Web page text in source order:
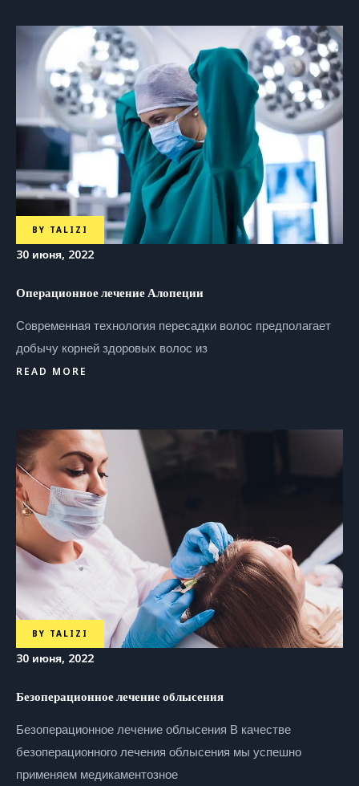
BY TALIZI
30 июня, 2022
Операционное лечение Алопеции
Современная технология пересадки волос предполагает
добычу корней здоровых волос из
READ MORE
BY TALIZI
30 июня, 2022
Безоперационное лечение облысения
Безоперационное лечение облысения В качестве
безоперационного лечения облысения мы успешно
применяем медикаментозное